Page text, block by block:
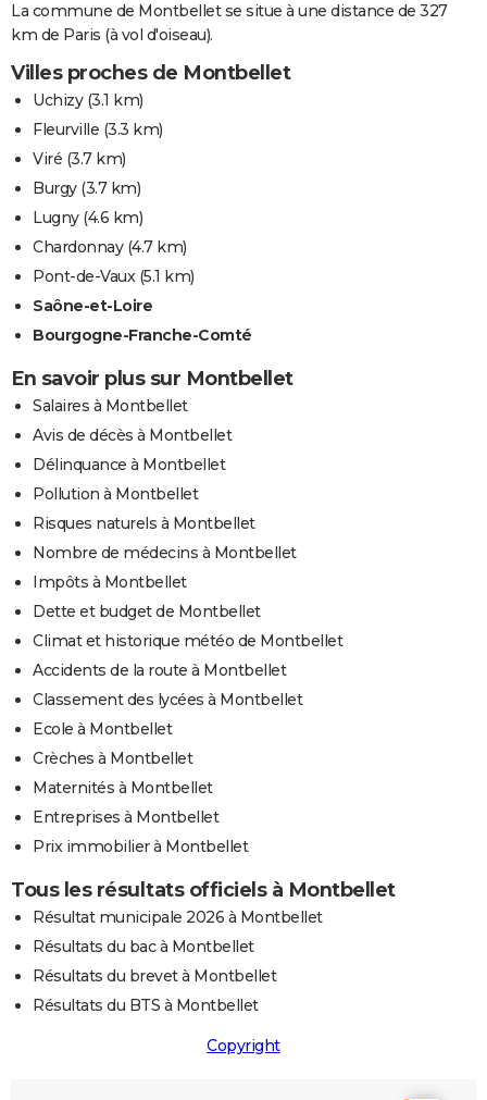
La commune de Montbellet se situe à une distance de 327
km de Paris (à vol d'oiseau).
Villes proches de Montbellet
Uchizy(3.1 km)
Fleurville (3.3 km)
Viré (3.7 km)
Burgy(3.7 km)
Lugny(4.6 km)
Chardonnay(4.7 km)
Pont-de-Vaux(5.1 km)
Saône-et-Loire
Bourgogne-Franche-Comté
En savoir plus sur Montbellet
Salaires à Montbellet
Avis de décès à Montbellet
Délinquance à Montbellet
Pollution à Montbellet
Risques naturels à Montbellet
Nombre de médecins à Montbellet
Impôts à Montbellet
Dette et budget de Montbellet
Climat et historique météo de Montbellet
Accidents de la route à Montbellet
Classement des lycées à Montbellet
Ecole à Montbellet
Crèches à Montbellet
Maternités à Montbellet
Entreprises à Montbellet
Prix immobilier à Montbellet
Tous les résultats officiels à Montbellet
Résultat municipale 2026 à Montbellet
Résultats du bac à Montbellet
Résultats du brevet à Montbellet
Résultats du BTS à Montbellet
Copyright